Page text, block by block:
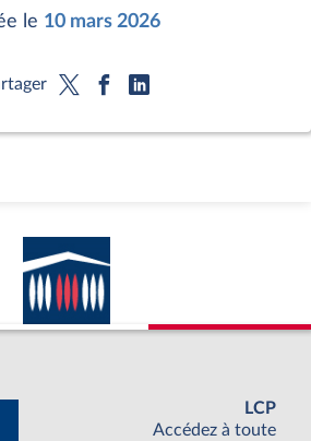
le 10 mars 2026
LCP
Accédez à toute